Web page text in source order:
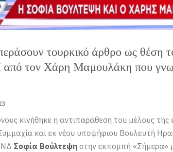
τουρκικό άρθρο ως θέση
τον Χάρη Μαμουλάκη που
κινήθηκε η αντιπαράθεση του μέλους
και εκ νέου υποψήφιου Βουλευτή
ΝΔ Σοφία Βούλτεψη στην εκπομπή «Σήμερα»